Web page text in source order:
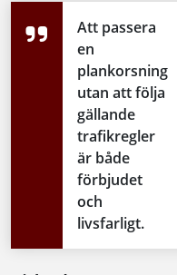
Att passera
en
plankorsning
utan att följa
gällande
trafikregler
är både
förbjudet
och
livsfarligt.